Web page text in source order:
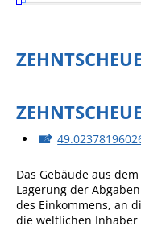
Das Gebäude aus
Lagerung der
des Einkommens, an
die weltlichen